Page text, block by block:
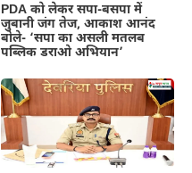
PDA को लेकर सपा-बसपा में
जुबानी जंग तेज, आकाश आनंद
बोले- ‘सपा का असली मतलब
पब्लिक डराओ अभियान’